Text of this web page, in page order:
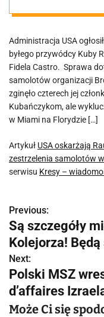
1996
Kubę
Administracja USA
byłego przywódcy Kuby
Fidela Castro. Sprawa
samolotów organizacji
zginęło czterech jej
Kubańczykom, ale
w Miami na Florydzie […]
Artykuł USA oskarżają
zestrzelenia samolotów
serwisu Kresy –
N
a
w
i
g
Previous:
Są szczegóły
Kolejorza!
Next:
Polski MSZ
d’affaires
Może Ci się